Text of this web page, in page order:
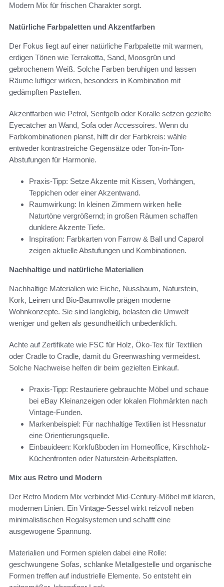
Modern Mix für frischen Charakter sorgt.
Natürliche Farbpaletten und Akzentfarben
Der Fokus liegt auf einer natürliche Farbpalette mit warmen,
erdigen Tönen wie Terrakotta, Sand, Moosgrün und
gebrochenem Weiß. Solche Farben beruhigen und lassen
Räume luftiger wirken, besonders in Kombination mit
gedämpften Pastellen.
Akzentfarben wie Petrol, Senfgelb oder Koralle setzen gezielte
Eyecatcher an Wand, Sofa oder Accessoires. Wenn du
Farbkombinationen planst, hilft dir der Farbkreis: wähle
entweder kontrastreiche Gegensätze oder Ton-in-Ton-
Abstufungen für Harmonie.
Praxis-Tipp: Setze Akzente mit Kissen, Vorhängen,
Teppichen oder einer Akzentwand.
Raumwirkung: In kleinen Zimmern wirken helle
Naturtöne vergrößernd; in großen Räumen schaffen
dunklere Akzente Tiefe.
Inspiration: Farbkarten von Farrow & Ball und Caparol
zeigen aktuelle Abstufungen und Kombinationen.
Nachhaltige und natürliche Materialien
Nachhaltige Materialien wie Eiche, Nussbaum, Naturstein,
Kork, Leinen und Bio-Baumwolle prägen moderne
Wohnkonzepte. Sie sind langlebig, belasten die Umwelt
weniger und gelten als gesundheitlich unbedenklich.
Achte auf Zertifikate wie FSC für Holz, Öko-Tex für Textilien
oder Cradle to Cradle, damit du Greenwashing vermeidest.
Solche Nachweise helfen dir beim gezielten Einkauf.
Praxis-Tipp: Restauriere gebrauchte Möbel und schaue
bei eBay Kleinanzeigen oder lokalen Flohmärkten nach
Vintage-Funden.
Markenbeispiel: Für nachhaltige Textilien ist Hessnatur
eine Orientierungsquelle.
Einbauideen: Korkfußboden im Homeoffice, Kirschholz-
Küchenfronten oder Naturstein-Arbeitsplatten.
Mix aus Retro und Modern
Der Retro Modern Mix verbindet Mid-Century-Möbel mit klaren,
modernen Linien. Ein Vintage-Sessel wirkt reizvoll neben
minimalistischen Regalsystemen und schafft eine
ausgewogene Spannung.
Materialien und Formen spielen dabei eine Rolle:
geschwungene Sofas, schlanke Metallgestelle und organische
Formen treffen auf industrielle Elemente. So entsteht ein